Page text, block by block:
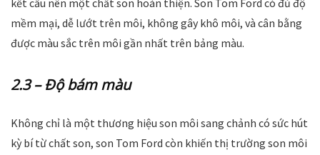
kết cấu nên một chất son hoàn thiện. Son Tom Ford có đủ độ
mềm mại, dễ lướt trên môi, không gây khô môi, và cân bằng
được màu sắc trên môi gần nhất trên bảng màu.
2.3 – Độ bám màu
Không chỉ là một thương hiệu son môi sang chảnh có sức hút
kỳ bí từ chất son, son Tom Ford còn khiến thị trường son môi